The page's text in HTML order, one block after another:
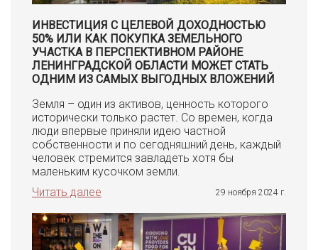
ИНВЕСТИЦИЯ С ЦЕЛЕВОЙ ДОХОДНОСТЬЮ
50% ИЛИ КАК ПОКУПКА ЗЕМЕЛЬНОГО
УЧАСТКА В ПЕРСПЕКТИВНОМ РАЙОНЕ
ЛЕНИНГРАДСКОЙ ОБЛАСТИ МОЖЕТ СТАТЬ
ОДНИМ ИЗ САМЫХ ВЫГОДНЫХ ВЛОЖЕНИЙ
Земля – один из активов, ценность которого
исторически только растет. Со времен, когда
люди впервые приняли идею частной
собственности и по сегодняшний день, каждый
человек стремится завладеть хотя бы
маленьким кусочком земли.
Читать далее
29 ноября 2024 г.